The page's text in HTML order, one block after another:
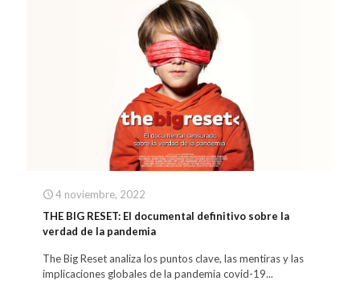
4 noviembre, 2022
THE BIG RESET: El documental definitivo sobre la
verdad de la pandemia
The Big Reset analiza los puntos clave, las mentiras y las
implicaciones globales de la pandemia covid-19...